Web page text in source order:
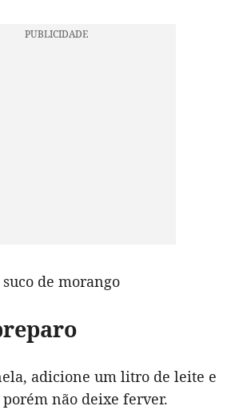
de morango
adicione um litro de leite e
não deixe ferver.